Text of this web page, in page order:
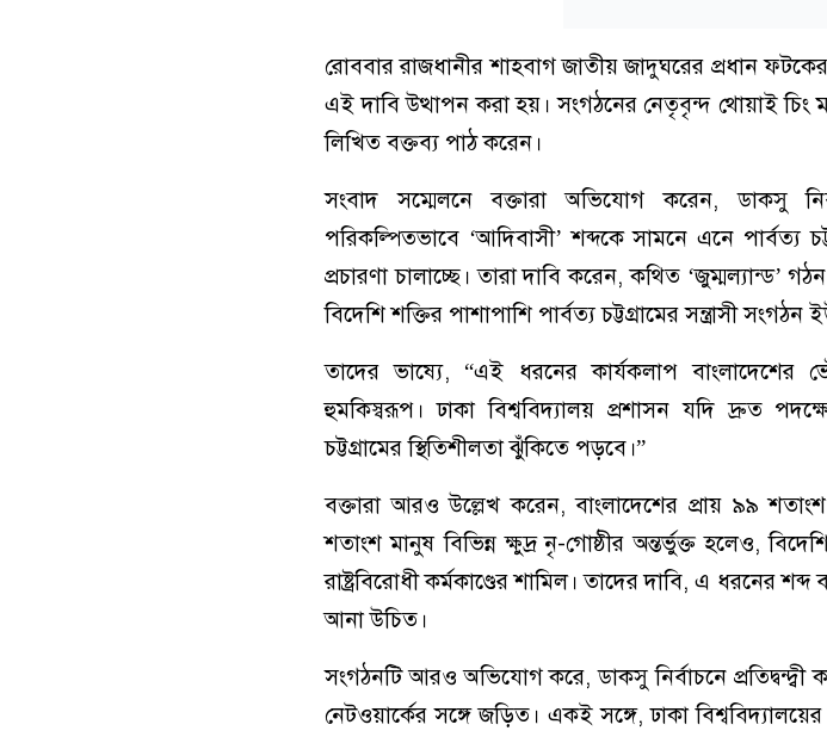
রোববার রাজধানীর শাহবাগ জাতীয় জাদুঘরের প্রধান
এই দাবি উত্থাপন করা হয়। সংগঠনের নেতৃবৃন্দ থোয়াই চিং
লিখিত বক্তব্য পাঠ করেন।
সংবাদ সম্মেলনে বক্তারা অভিযোগ করেন, ডাকসু
পরিকল্পিতভাবে ‘আদিবাসী’ শব্দকে সামনে এনে পার্বত্য
প্রচারণা চালাচ্ছে। তারা দাবি করেন, কথিত ‘জুম্মল্যান্ড’
বিদেশি শক্তির পাশাপাশি পার্বত্য চট্টগ্রামের সন্ত্রাসী
তাদের ভাষ্যে, “এই ধরনের কার্যকলাপ বাংলাদেশের
হুমকিস্বরূপ। ঢাকা বিশ্ববিদ্যালয় প্রশাসন যদি দ্রুত
চট্টগ্রামের স্থিতিশীলতা ঝুঁকিতে পড়বে।”
বক্তারা আরও উল্লেখ করেন, বাংলাদেশের প্রায় ৯৯
শতাংশ মানুষ বিভিন্ন ক্ষুদ্র নৃ-গোষ্ঠীর অন্তর্ভুক্ত হলেও,
রাষ্ট্রবিরোধী কর্মকাণ্ডের শামিল। তাদের দাবি, এ ধরনের
আনা উচিত।
সংগঠনটি আরও অভিযোগ করে, ডাকসু নির্বাচনে প্রতিদ্বন্দ্বী
নেটওয়ার্কের সঙ্গে জড়িত। একই সঙ্গে, ঢাকা